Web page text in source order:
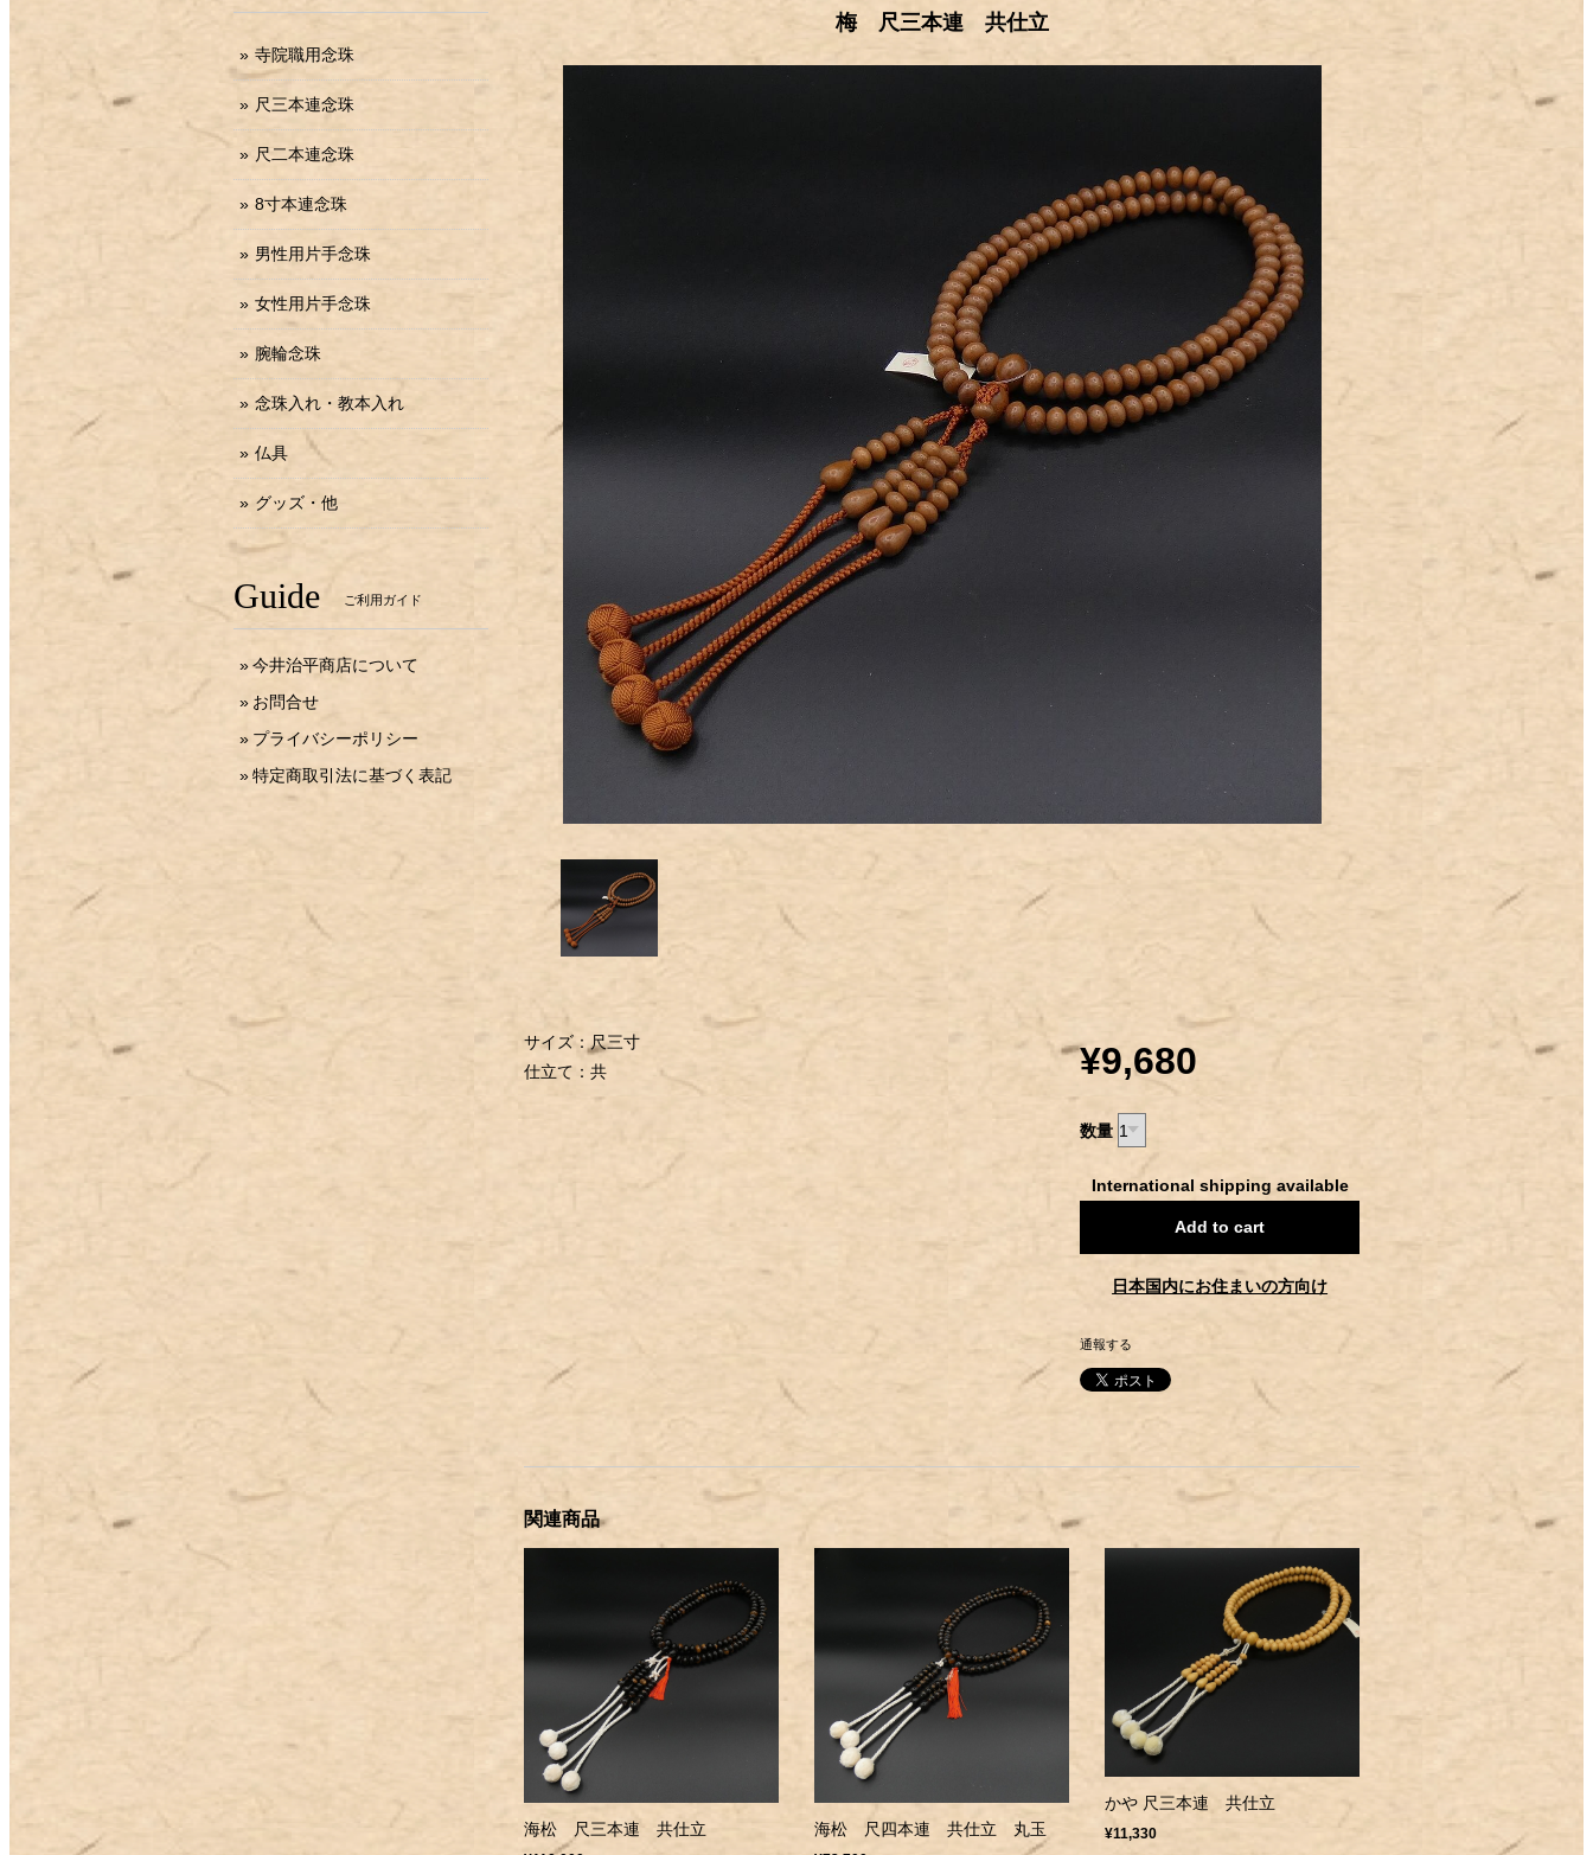
梅 尺三本連 共仕立
サイズ：尺三寸
仕立て：共
¥9,680
数量
International shipping available
Add to cart
日本国内にお住まいの方向け
通報する
関連商品
海松 尺三本連 共仕立 海松 尺四本連 共仕立 丸玉
かや 尺三本連 共仕立
¥11,330
寺院職用念珠
尺三本連念珠
尺二本連念珠
8寸本連念珠
男性用片手念珠
女性用片手念珠
腕輪念珠
念珠入れ・教本入れ
仏具
グッズ・他
Guide ご利用ガイド
今井治平商店について
お問合せ
プライバシーポリシー
特定商取引法に基づく表記